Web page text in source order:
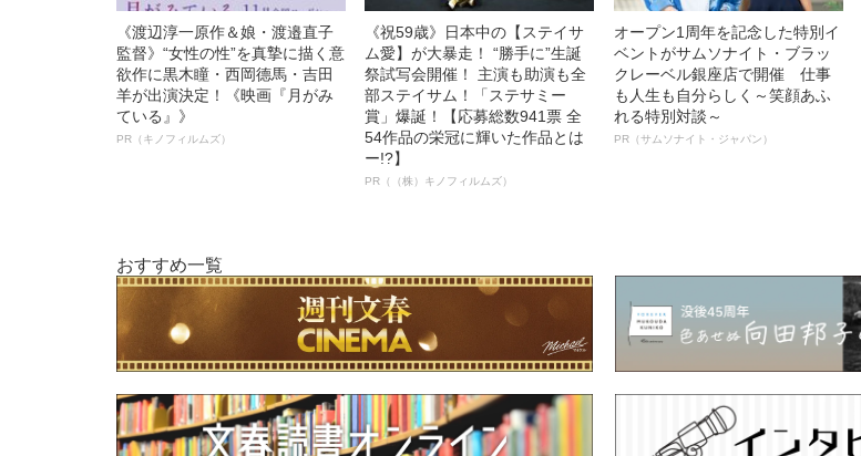
《渡辺淳一原作＆娘・渡邉直子
監督》“女性の性”を真摯に描く意
欲作に黒木瞳・西岡德馬・吉田
羊が出演決定！《映画『月がみ
ている』》
PR（キノフィルムズ）
《祝59歳》日本中の【ステイサ
ム愛】が大暴走！ “勝手に”生誕
祭試写会開催！ 主演も助演も全
部ステイサム！「ステサミー
賞」爆誕！【応募総数941票 全
54作品の栄冠に輝いた作品とは
ー!?】
PR（（株）キノフィルムズ）
オープン1周年を記念した特別イ
ベントがサムソナイト・ブラッ
クレーベル銀座店で開催 仕事
も人生も自分らしく～笑顔あふ
れる特別対談～
PR（サムソナイト・ジャパン）
おすすめ一覧